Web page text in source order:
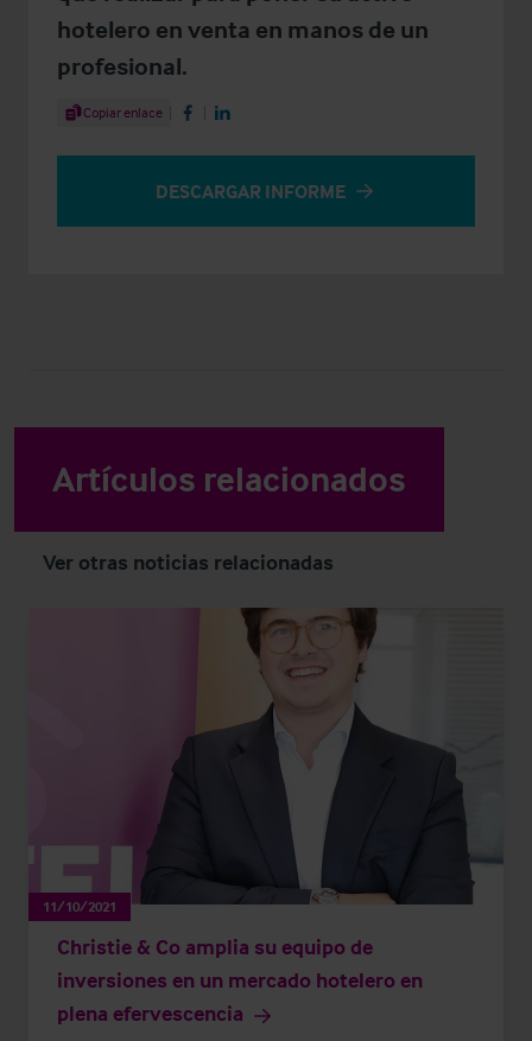
hotelero en venta en manos de un
profesional.
Share Article
Copiar enlace Share on Facebook
Share on LinkedIn
DESCARGAR INFORME
Artículos relacionados
Ver otras noticias relacionadas
11/10/2021
Christie & Co amplia su equipo de
inversiones en un mercado hotelero en
plena efervescencia